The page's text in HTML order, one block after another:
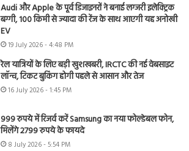
Audi और Apple के पूर्व डिजाइनरों ने बनाई लग्जरी इलेक्ट्रिक
बग्गी, 100 किमी से ज्यादा की रेंज के साथ आएगी यह अनोखी
EV
19 July 2026 - 4:48 PM
रेल यात्रियों के लिए बड़ी खुशखबरी, IRCTC की नई वेबसाइट
लॉन्च, टिकट बुकिंग होगी पहले से आसान और तेज
16 July 2026 - 1:45 PM
999 रुपये में रिजर्व करें Samsung का नया फोल्डेबल फोन,
मिलेंगे 2799 रुपये के फायदे
8 July 2026 - 5:54 PM